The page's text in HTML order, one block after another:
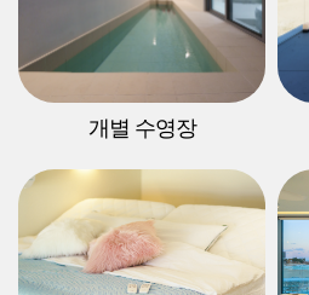
개별 수영장